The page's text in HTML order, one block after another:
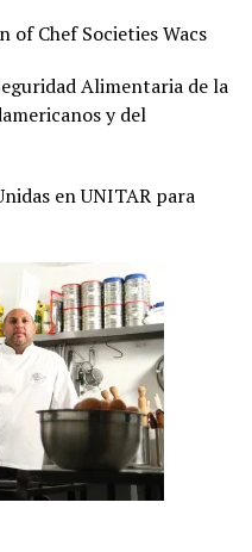
of Chef Societies Wacs
Alimentaria de la
y del
en UNITAR para